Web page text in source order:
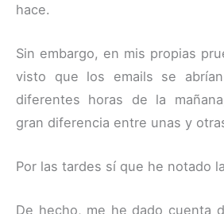
hace.
Sin embargo, en mis propias
visto que los emails se
diferentes horas de la
gran diferencia entre unas y
Por las tardes sí que he notado
De hecho, me he dado cuenta